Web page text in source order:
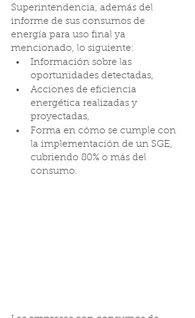
Superintendencia, además del
informe de sus consumos de
energía para uso final ya
mencionado, lo siguiente:
Información sobre las
oportunidades detectadas,
Acciones de eficiencia
energética realizadas y
proyectadas,
Forma en cómo se cumple con
la implementación de un SGE,
cubriendo 80% o más del
consumo.